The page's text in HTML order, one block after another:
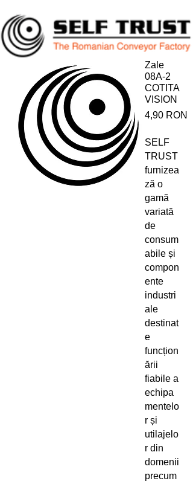
Zale
08A-2
COTITA
VISION
4,90 RON
SELF
TRUST
furnizea
ză o
gamă
variată
de
consum
abile și
compon
ente
industri
ale
destinat
e
funcțion
ării
fiabile a
echipa
mentelo
r și
utilajelo
r din
domenii
precum